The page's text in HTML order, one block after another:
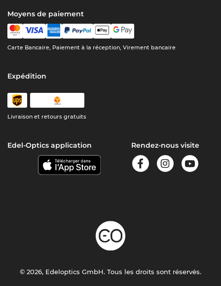
Moyens de paiement
Carte Bancaire, Paiement à la réception, Virement bancaire
Expédition
Livraison et retours gratuits
Edel-Optics application Rendez-nous visite
© 2026, Edeloptics GmbH. Tous les droits sont réservés.